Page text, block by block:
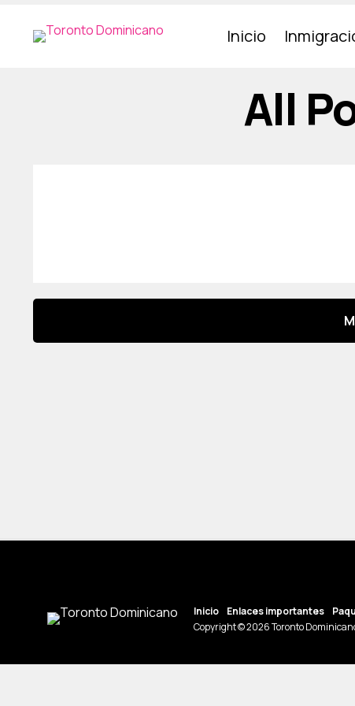
Inicio
All
Inicio Enlaces importantes
Copyright © 2026 Toronto